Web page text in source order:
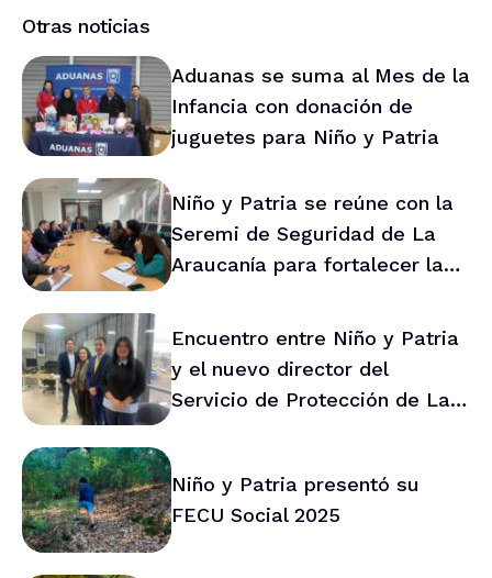
Otras noticias
Aduanas se suma al Mes de la
Infancia con donación de
juguetes para Niño y Patria
Niño y Patria se reúne con la
Seremi de Seguridad de La
Araucanía para fortalecer la
Encuentro entre Niño y Patria
y el nuevo director del
Servicio de Protección de La
Niño y Patria presentó su
FECU Social 2025